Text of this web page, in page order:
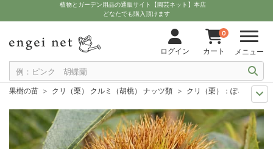
植物とガーデン用品の通販サイト【園芸ネット】本店
どなたでも購入頂けます
ログイン
0
カート メニュー
果樹の苗 クリ（栗） クルミ（胡桃） ナッツ類
クリ（栗）：ぽろすけ4
セール
果樹の苗 クリ（栗）：ぽろすけ4～5号ポット